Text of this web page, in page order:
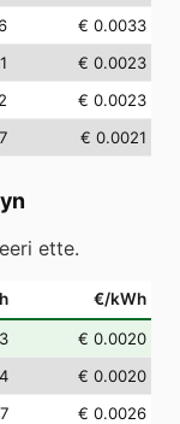
€ 0.0033
€ 0.0023
€ 0.0023
€ 0.0021
ette.
€/kWh
€ 0.0020
€ 0.0020
€ 0.0026